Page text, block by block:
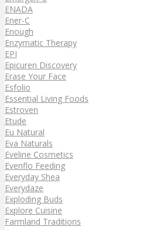
ENADA
Ener-C
Enough
Enzymatic Therapy
EPI
Epicuren Discovery
Erase Your Face
Esfolio
Essential Living Foods
Estroven
Etude
Eu Natural
Eva Naturals
Eveline Cosmetics
Evenflo Feeding
Everyday Shea
Everydaze
Exploding Buds
Explore Cuisine
Farmland Traditions